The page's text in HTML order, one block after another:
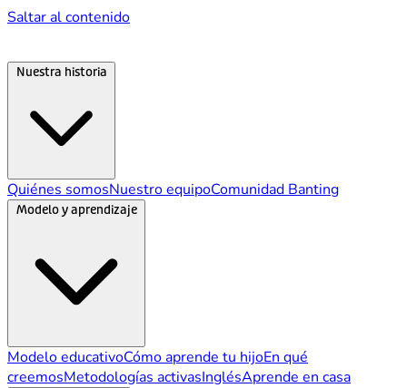
Saltar al contenido
Quiénes somosNuestro equipoComunidad Banting
Modelo y aprendizaje
Modelo educativoCómo aprende tu hijoEn qué
creemosMetodologías activasInglésAprende en casa